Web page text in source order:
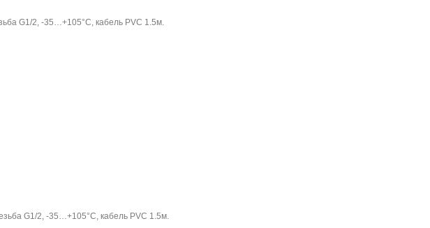
G1/2, -35…+105°C, кабель PVC 1.5м.
G1/2, -35…+105°C, кабель PVC 1.5м.